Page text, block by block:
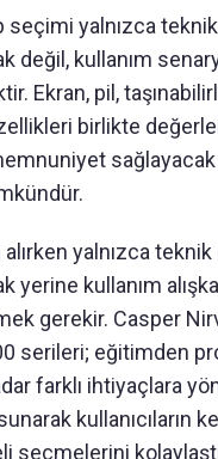
seçimi yalnızca
değil, kullanım
Ekran, pil,
birlikte
alırken yalnızca
yerine kullanım
gerekir. Casper
serileri; eğitimden
farklı ihtiyaçlara
kullanıcıların
seçmelerini